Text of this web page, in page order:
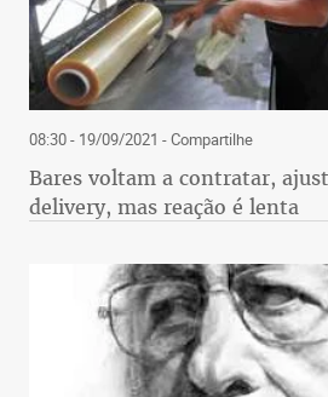
08:30 - 19/09/2021 - Compartilhe
Bares voltam a contratar,
delivery, mas reação é lenta